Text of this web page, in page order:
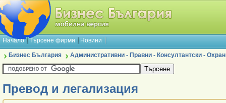
Начало Търсене фирми Новини
Бизнес България Административни - Правни - Консултантски -
Превод и легализация